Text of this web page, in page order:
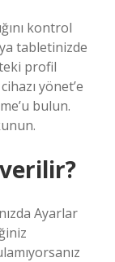
kontrol
tabletinizde
profil
yönet’e
bulun.
verilir?
Ayarlar